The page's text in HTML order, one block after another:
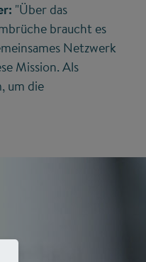
"Über das
braucht es
Netzwerk
Mission. Als
um die